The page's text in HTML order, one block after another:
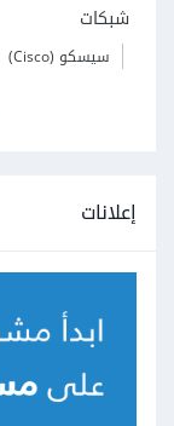
شبكات
سيسكو (Cisco)
إعلانات